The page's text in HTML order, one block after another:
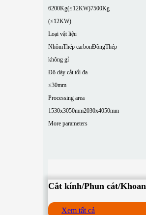
6200Kg(≤12KW)7500Kg
(≤12KW)
Loại vật liệu
NhômThép carbonĐồngThép
không gỉ
Độ dày cắt tối đa
≤30mm
Processing area
1530x3050mm2030x4050mm
More parameters
Cắt kính/Phun cát/Khoan
Xem tất cả